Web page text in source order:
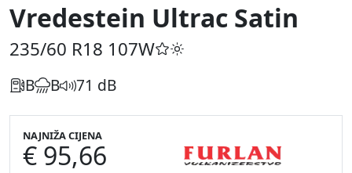
Vredestein Ultrac Satin
235/60 R18 107W
B B 71 dB
NAJNIŽA CIJENA
€ 95,66